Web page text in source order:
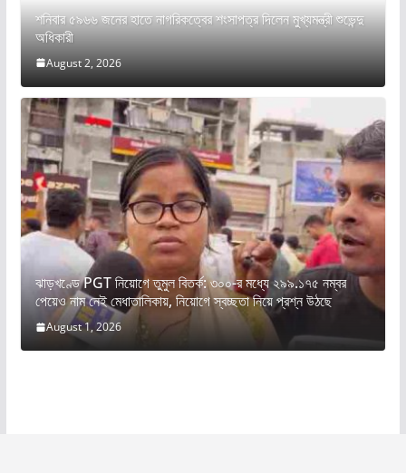
শনিবার ৫৯৬৬ জনের হাতে নাগরিকত্বের শংসাপত্র দিলেন মুখ্যমন্ত্রী শুভেন্দু
অধিকারী
August 2, 2026
ঝাড়খণ্ডে PGT নিয়োগে তুমুল বিতর্ক: ৩০০-র মধ্যে ২৯৯.১৭৫ নম্বর
পেয়েও নাম নেই মেধাতালিকায়, নিয়োগে স্বচ্ছতা নিয়ে প্রশ্ন উঠছে
August 1, 2026